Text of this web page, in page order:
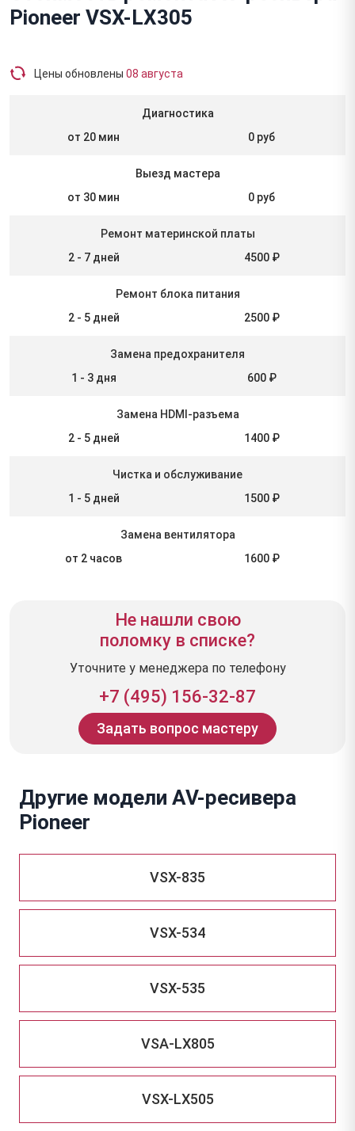
Pioneer VSX-LX305
Цены обновлены 08 августа
Диагностика
от 20 мин
0 руб
Выезд мастера
от 30 мин
0 руб
Ремонт материнской платы
2 - 7 дней
4500 ₽
Ремонт блока питания
2 - 5 дней
2500 ₽
Замена предохранителя
1 - 3 дня
600 ₽
Замена HDMI-разъема
2 - 5 дней
1400 ₽
Чистка и обслуживание
1 - 5 дней
1500 ₽
Замена вентилятора
от 2 часов
1600 ₽
Не нашли свою
поломку в списке?
Уточните у менеджера по телефону
+7 (495) 156-32-87
Задать вопрос мастеру
Другие модели AV-ресивера
Pioneer
VSX-835
VSX-534
VSX-535
VSA-LX805
VSX-LX505